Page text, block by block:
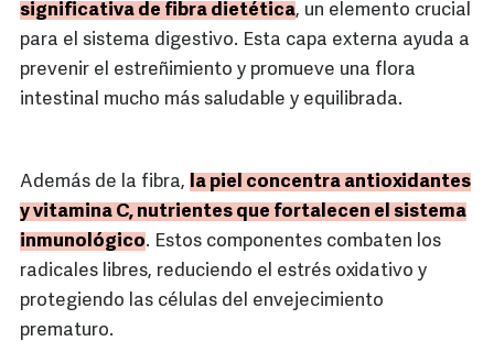
significativa de fibra dietética, un elemento crucial
para el sistema digestivo. Esta capa externa ayuda a
prevenir el estreñimiento y promueve una flora
intestinal mucho más saludable y equilibrada.
Además de la fibra, la piel concentra antioxidantes
y vitamina C, nutrientes que fortalecen el sistema
inmunológico. Estos componentes combaten los
radicales libres, reduciendo el estrés oxidativo y
protegiendo las células del envejecimiento
prematuro.